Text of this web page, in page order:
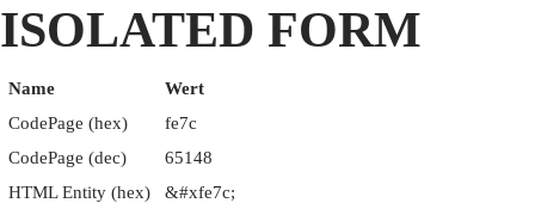
ISOLATED FORM
Name
Wert
CodePage (hex)
fe7c
CodePage (dec)
65148
HTML Entity (hex)
&#xfe7c;